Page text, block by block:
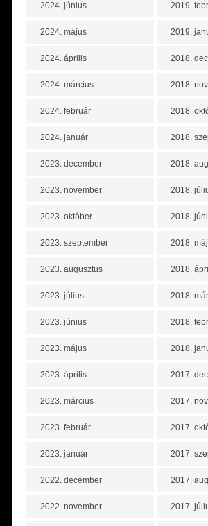
2024. június
2024. május
2024. április
2024. március
2024. február
2024. január
2023. december
2023. november
2023. október
2023. szeptember
2023. augusztus
2023. július
2023. június
2023. május
2023. április
2023. március
2023. február
2023. január
2022. december
2022. november
2019.
2019.
2018.
2018.
2018.
2018.
2018.
2018.
2018.
2018.
2018.
2018.
2018.
2018.
2017.
2017.
2017.
2017.
2017.
2017.